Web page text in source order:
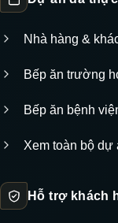
Nhà hàng &
Bếp ăn trường
Bếp ăn bệnh
Xem toàn bộ dự
Hỗ trợ khách